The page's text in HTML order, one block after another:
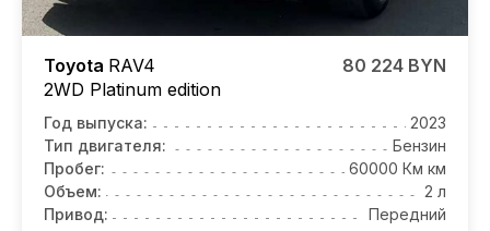
Toyota RAV4
2WD Platinum edition
80 224 BYN
Год выпуска:
2023
Тип двигателя:
Бензин
Пробег:
60000 Км км
Объем:
2 л
Привод:
Передний